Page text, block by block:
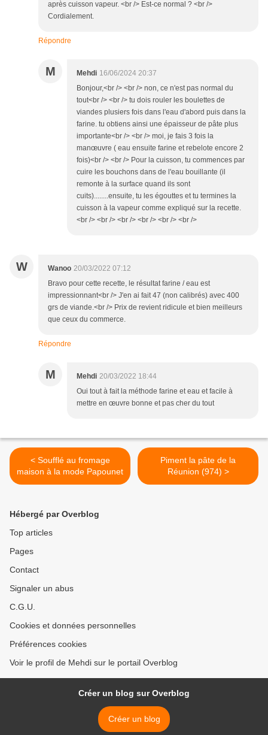
après cuisson vapeur. <br /> Est-ce normal ? <br />
Cordialement.
Répondre
M Mehdi 16/06/2024 20:37
Bonjour,<br /> <br /> non, ce n'est pas normal du
tout<br /> <br /> tu dois rouler les boulettes de
viandes plusiers fois dans l'eau d'abord puis dans la
farine. tu obtiens ainsi une épaisseur de pâte plus
importante<br /> <br /> moi, je fais 3 fois la
manœuvre ( eau ensuite farine et rebelote encore 2
fois)<br /> <br /> Pour la cuisson, tu commences par
cuire les bouchons dans de l'eau bouillante (il
remonte à la surface quand ils sont
cuits)........ensuite, tu les égouttes et tu termines la
cuisson à la vapeur comme expliqué sur la recette.
<br /> <br /> <br /> <br /> <br /> <br />
W Wanoo 20/03/2022 07:12
Bravo pour cette recette, le résultat farine / eau est
impressionnant<br /> J'en ai fait 47 (non calibrés) avec 400
grs de viande.<br /> Prix de revient ridicule et bien meilleurs
que ceux du commerce.
Répondre
M Mehdi 20/03/2022 18:44
Oui tout à fait la méthode farine et eau et facile à
mettre en œuvre bonne et pas cher du tout
< Soufflé au fromage
maison à la mode Papounet
Piment la pâte de la
Réunion (974) >
Hébergé par Overblog
Top articles
Pages
Contact
Signaler un abus
C.G.U.
Cookies et données personnelles
Préférences cookies
Voir le profil de Mehdi sur le portail Overblog
Créer un blog sur Overblog
Créer un blog